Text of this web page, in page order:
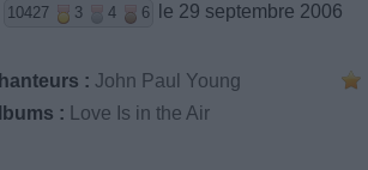
10427 3 4 6
le 29 septembre 2006
: John Paul Young
:
Love Is in the Air